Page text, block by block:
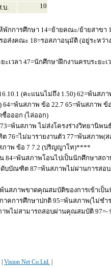
บ.
10
พักการศึกษา 14=ย้ายคณะ/ย้ายสาขา
ส่งคณะ 18=รอสภาอนุมัติ (อยู่ระหว่า
ะเวลา 47=นักศึกษาฝึกงานครบระยะ
(คะแนนไม่ถึง 1.50) 62=พ้นสภ
พ้นสภาพ ข้อ 22.7 65=พ้นสภาพ ข้
ชื่อออก (ไล่ออก)
พ้นสภาพ ไม่ส่งโครงร่างวิทยานิพ
76=ไม่มารายงานตัว 77=พ้นสภา
ภาพ ข้อ 7 7.2 (ปริญญาโท)****
84=พ้นสภาพโอนไปเป็นนักศึกษาสถ
บบัณฑิต 87=พ้นสภาพไม่ผ่านการสอบ
นสภาพขาดคุณสมบัติของการเข้าเป็
าคการศึกษาปกติ 95=พ้นสภาพ(ไม่ชำ
พไม่สามารถสอบผ่านคุณสมบัติ 97=-
Vision Net Co.Ltd.